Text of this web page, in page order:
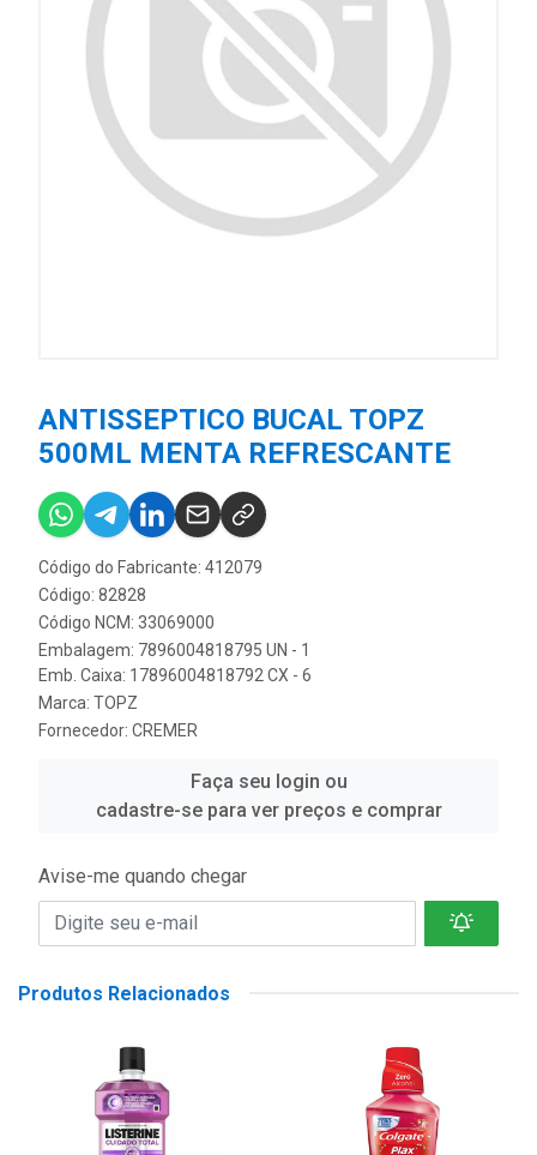
ANTISSEPTICO BUCAL TOPZ
500ML MENTA REFRESCANTE
Código do Fabricante: 412079
Código: 82828
Código NCM: 33069000
Embalagem: 7896004818795 UN - 1
Emb. Caixa: 17896004818792 CX - 6
Marca: TOPZ
Fornecedor: CREMER
Faça seu login ou
cadastre-se para ver preços e comprar
Avise-me quando chegar
Produtos Relacionados